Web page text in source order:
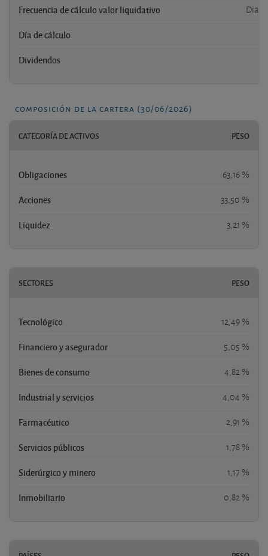
Frecuencia de cálculo valor liquidativo Diaria
Día de cálculo
Dividendos
composición de la cartera (30/06/2026)
CATEGORÍA DE ACTIVOS PESO
Obligaciones 63,16 %
Acciones 33,50 %
Liquidez 3,21 %
SECTORES PESO
Tecnológico 12,49 %
Financiero y asegurador 5,05 %
Bienes de consumo 4,82 %
Industrial y servicios 4,04 %
Farmacéutico 2,91 %
Servicios públicos 1,78 %
Siderúrgico y minero 1,17 %
Inmobiliario 0,82 %